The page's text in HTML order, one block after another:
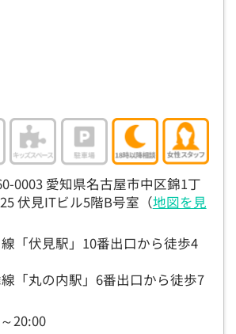
0003 愛知県名古屋市中区錦1丁
伏見ITビル5階B号室（地図を見
「伏見駅」10番出口から徒歩4
「丸の内駅」6番出口から徒歩7
20:00